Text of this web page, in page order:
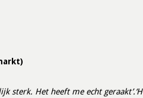
sterk. Het heeft me echt geraakt’.